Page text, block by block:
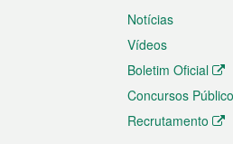
Notícias
Vídeos
Boletim Oficial
Concursos
Recrutamento